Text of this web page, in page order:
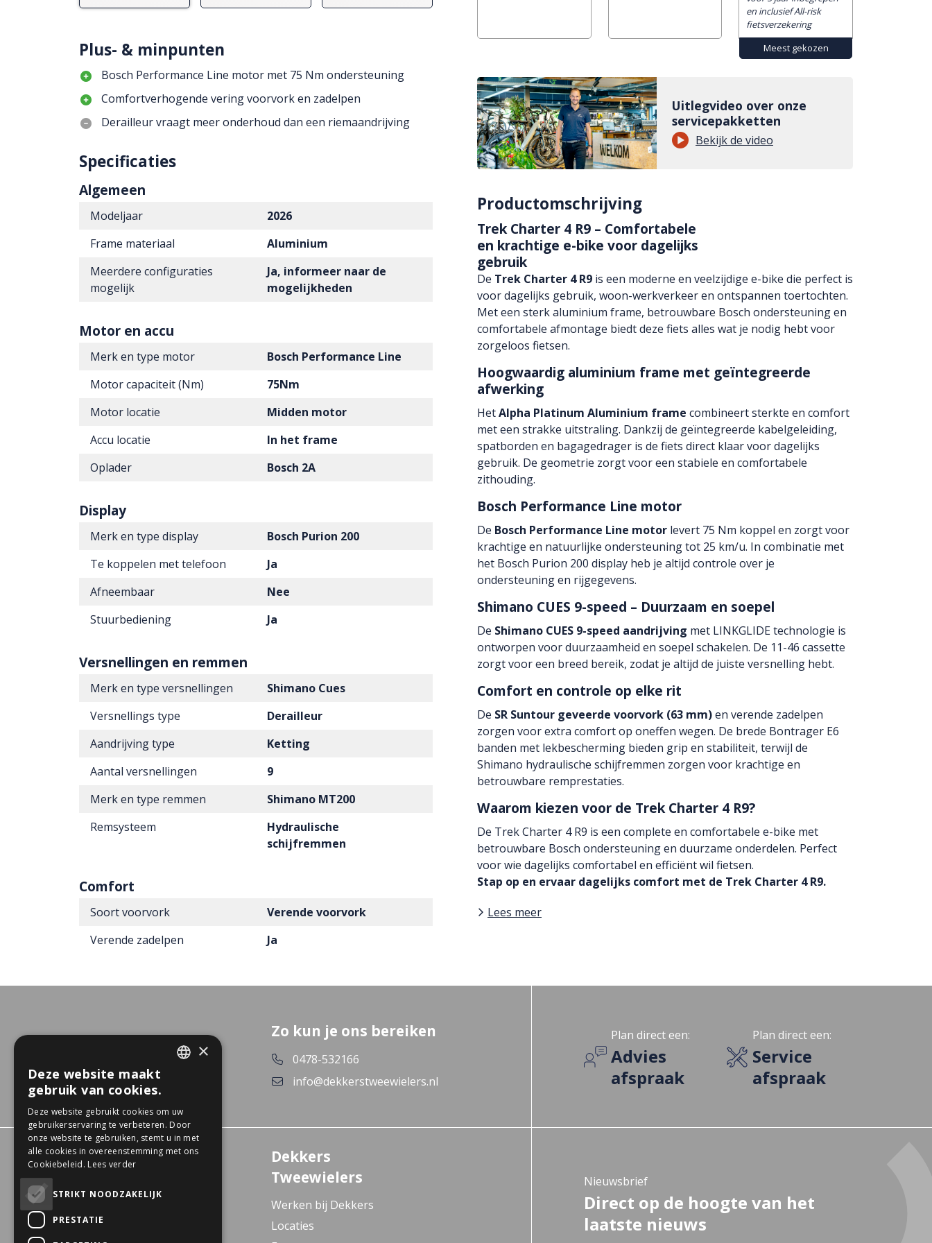
Plus- & minpunten
Bosch Performance Line motor met 75 Nm ondersteuning
Comfortverhogende vering voorvork en zadelpen
Derailleur vraagt meer onderhoud dan een riemaandrijving
Specificaties
Algemeen
Modeljaar
2026
Frame materiaal
Aluminium
Meerdere configuraties
mogelijk
Ja, informeer naar de
mogelijkheden
Motor en accu
Merk en type motor
Bosch Performance Line
Motor capaciteit (Nm)
75Nm
Motor locatie
Midden motor
Accu locatie
In het frame
Oplader
Bosch 2A
Display
Merk en type display
Bosch Purion 200
Te koppelen met telefoon
Ja
Afneembaar
Nee
Stuurbediening
Ja
Versnellingen en remmen
Merk en type versnellingen
Shimano Cues
Versnellings type
Derailleur
Aandrijving type
Ketting
Aantal versnellingen
9
Merk en type remmen
Shimano MT200
Remsysteem
Hydraulische
schijfremmen
Comfort
Soort voorvork
Verende voorvork
Verende zadelpen
Ja
en inclusief All-risk
fietsverzekering
Uitlegvideo over onze
servicepakketten
Bekijk de video
Productomschrijving
Trek Charter 4 R9 – Comfortabele
en krachtige e-bike voor dagelijks
gebruik
De Trek Charter 4 R9 is een moderne en veelzijdige e-bike die perfect is
voor dagelijks gebruik, woon-werkverkeer en ontspannen toertochten.
Met een sterk aluminium frame, betrouwbare Bosch ondersteuning en
comfortabele afmontage biedt deze fiets alles wat je nodig hebt voor
zorgeloos fietsen.
Hoogwaardig aluminium frame met geïntegreerde
afwerking
HetAlpha Platinum Aluminium frame combineert sterkte en comfort
met een strakke uitstraling. Dankzij de geïntegreerde kabelgeleiding,
spatborden en bagagedrager is de fiets direct klaar voor dagelijks
gebruik. De geometrie zorgt voor een stabiele en comfortabele
zithouding.
Bosch Performance Line motor
De Bosch Performance Line motor levert 75 Nm koppel en zorgt voor
krachtige en natuurlijke ondersteuning tot 25 km/u. In combinatie met
het Bosch Purion 200 display heb je altijd controle over je
ondersteuning en rijgegevens.
Shimano CUES 9-speed – Duurzaam en soepel
De Shimano CUES 9-speed aandrijving met LINKGLIDE technologie is
ontworpen voor duurzaamheid en soepel schakelen. De 11-46 cassette
zorgt voor een breed bereik, zodat je altijd de juiste versnelling hebt.
Comfort en controle op elke rit
De SR Suntour geveerde voorvork (63 mm)en verende zadelpen
zorgen voor extra comfort op oneffen wegen. De brede Bontrager E6
banden met lekbescherming bieden grip en stabiliteit, terwijl de
Shimano hydraulische schijfremmen zorgen voor krachtige en
betrouwbare remprestaties.
Waarom kiezen voor de Trek Charter 4 R9?
De Trek Charter 4 R9 is een complete en comfortabele e-bike met
betrouwbare Bosch ondersteuning en duurzame onderdelen. Perfect
voor wie dagelijks comfortabel en efficiënt wil fietsen.
Stap op en ervaar dagelijks comfort met de Trek Charter 4 R9.
Lees meer
Zo kun je ons bereiken
0478-532166
info@dekkerstweewielers.nl
Plan direct een:
Advies
afspraak
Plan direct een:
Service
afspraak
Experience Center
De Gagel 12
Dekkers
Tweewielers
Werken bij Dekkers
Locaties
Nieuwsbrief
Direct op de hoogte van het
laatste nieuws
×
Deze website maakt
gebruik van cookies.
Deze website gebruikt cookies om uw
gebruikerservaring te verbeteren. Door
onze website te gebruiken, stemt u in met
alle cookies in overeenstemming met ons
Cookiebeleid. Lees verder
STRIKT NOODZAKELIJK
PRESTATIE